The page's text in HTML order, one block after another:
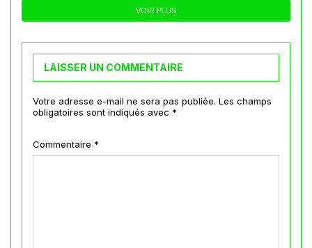
VOIR PLUS
LAISSER UN COMMENTAIRE
Votre adresse e-mail ne sera pas publiée. Les champs
obligatoires sont indiqués avec *
Commentaire *